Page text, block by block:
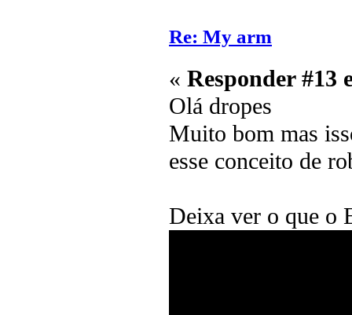
Re: My arm
« Responder #13
Olá dropes
Muito bom mas
esse conceito de
Deixa ver o que o